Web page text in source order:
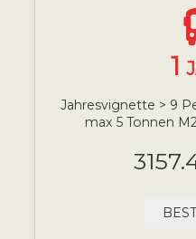
1
Jahresvignette > 9
max 5 Tonnen